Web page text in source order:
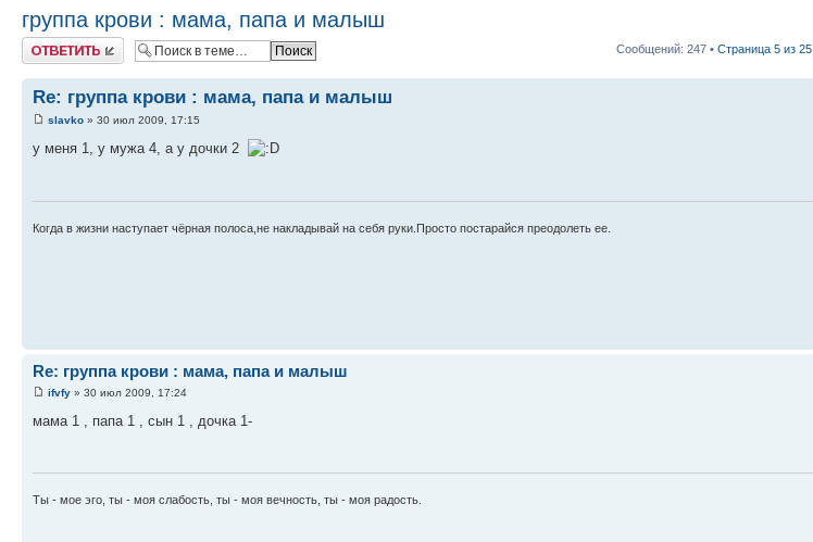
группа крови : мама, папа и малыш
Ответить Сообщений: 247 • Страница 5 из 25
Re: группа крови : мама, папа и малыш
slavko » 30 июл 2009, 17:15
у меня 1, у мужа 4, а у дочки 2
Когда в жизни наступает чёрная полоса,не накладывай на себя руки.Просто постарайся преодолеть ее.
Re: группа крови : мама, папа и малыш
ifvfy » 30 июл 2009, 17:24
мама 1 , папа 1 , сын 1 , дочка 1-
Ты - мое эго, ты - моя слабость, ты - моя вечность, ты - моя радость.